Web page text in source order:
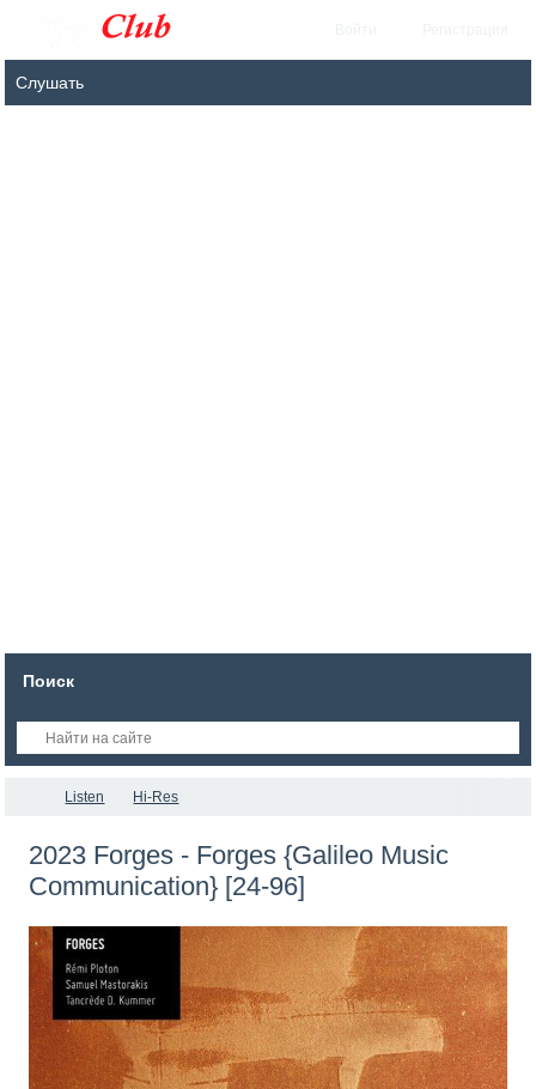
Поиск
Listen Hi-Res
2023 Forges - Forges {Galileo Music
Communication} [24-96]